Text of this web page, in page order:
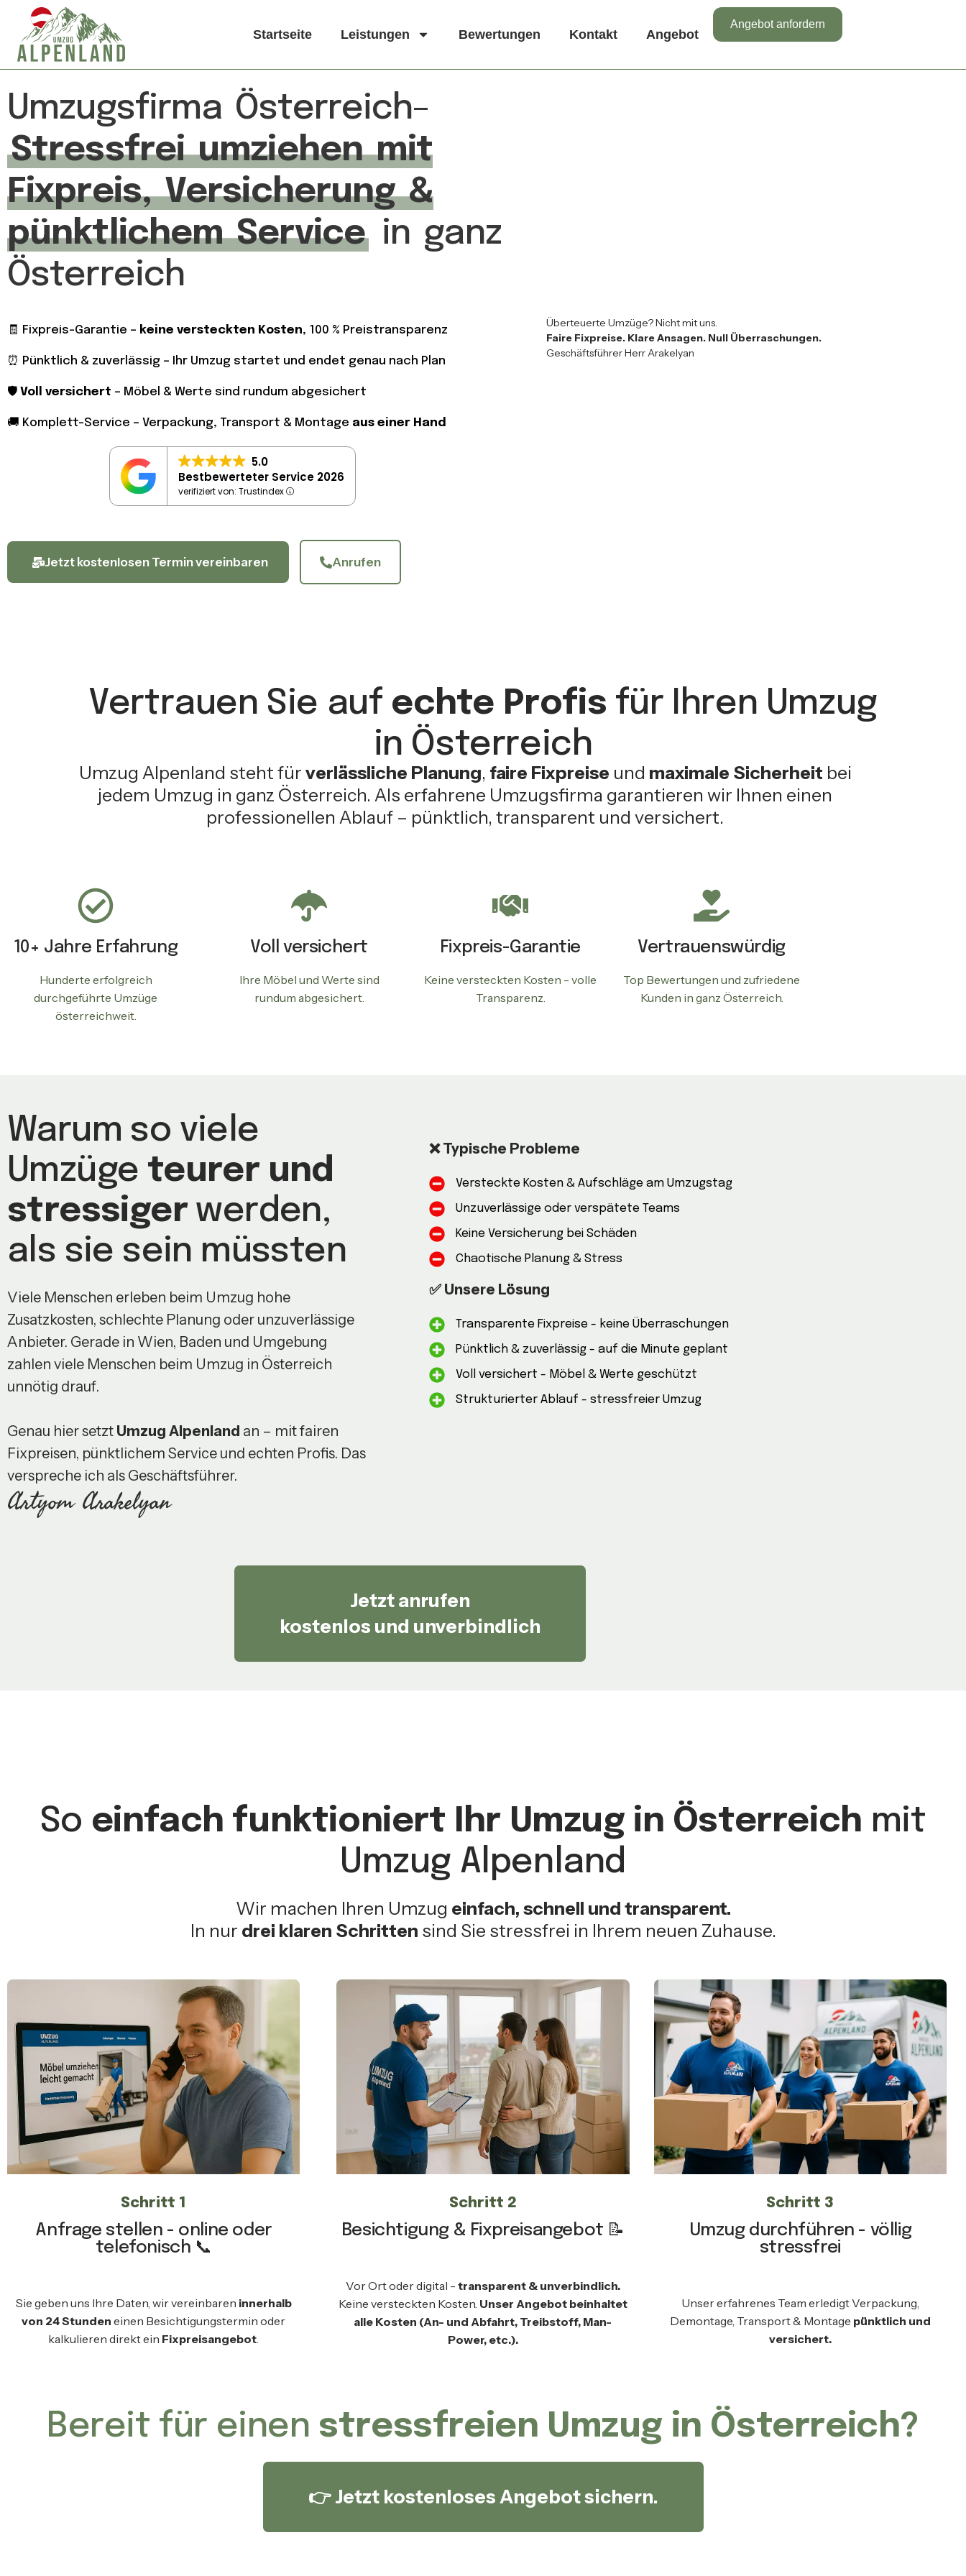
Startseite Leistungen Bewertungen Kontakt Angebot
Angebot anfordern
Umzugsfirma Österreich–
Stressfrei umziehen mit
Fixpreis, Versicherung &
pünktlichem Servicein ganz
Österreich
🧾 Fixpreis-Garantie – keine versteckten Kosten, 100 % Preistransparenz
⏰ Pünktlich & zuverlässig – Ihr Umzug startet und endet genau nach Plan
🛡️ Voll versichert – Möbel & Werte sind rundum abgesichert
🚚 Komplett-Service – Verpackung, Transport & Montage aus einer Hand
5.0
Bestbewerteter Service 2026
verifiziert von: Trustindex
Jetzt kostenlosen Termin vereinbaren Anrufen
Überteuerte Umzüge? Nicht mit uns.
Faire Fixpreise. Klare Ansagen. Null Überraschungen.
Geschäftsführer Herr Arakelyan
Vertrauen Sie auf echte Profis für Ihren Umzug
in Österreich
Umzug Alpenland steht für verlässliche Planung, faire Fixpreise und maximale Sicherheit bei
jedem Umzug in ganz Österreich. Als erfahrene Umzugsfirma garantieren wir Ihnen einen
professionellen Ablauf – pünktlich, transparent und versichert.
10+ Jahre Erfahrung
Hunderte erfolgreich
durchgeführte Umzüge
österreichweit.
Voll versichert
Ihre Möbel und Werte sind
rundum abgesichert.
Fixpreis-Garantie
Keine versteckten Kosten - volle
Transparenz.
Vertrauenswürdig
Top Bewertungen und zufriedene
Kunden in ganz Österreich.
Warum so viele
Umzüge teurer und
stressigerwerden,
als sie sein müssten
Viele Menschen erleben beim Umzug hohe
Zusatzkosten, schlechte Planung oder unzuverlässige
Anbieter. Gerade in Wien, Baden und Umgebung
zahlen viele Menschen beim Umzug in Österreich
unnötig drauf.
Genau hier setzt Umzug Alpenland an – mit fairen
Fixpreisen, pünktlichem Service und echten Profis. Das
verspreche ich als Geschäftsführer.
Artyom Arakelyan
❌ Typische Probleme
Versteckte Kosten & Aufschläge am Umzugstag
Unzuverlässige oder verspätete Teams
Keine Versicherung bei Schäden
Chaotische Planung & Stress
✅ Unsere Lösung
Transparente Fixpreise - keine Überraschungen
Pünktlich & zuverlässig - auf die Minute geplant
Voll versichert - Möbel & Werte geschützt
Strukturierter Ablauf - stressfreier Umzug
Jetzt anrufen
kostenlos und unverbindlich
So einfach funktioniert Ihr Umzug in Österreich mit
Umzug Alpenland
Wir machen Ihren Umzug einfach, schnell und transparent.
In nur drei klaren Schritten sind Sie stressfrei in Ihrem neuen Zuhause.
Schritt 1
Anfrage stellen - online oder
telefonisch 📞
Sie geben uns Ihre Daten, wir vereinbaren innerhalb
von 24 Stunden einen Besichtigungstermin oder
kalkulieren direkt ein Fixpreisangebot.
Schritt 2
Besichtigung & Fixpreisangebot 📝
Vor Ort oder digital - transparent & unverbindlich.
Keine versteckten Kosten. Unser Angebot beinhaltet
alle Kosten (An- und Abfahrt, Treibstoff, Man-
Power, etc.).
Schritt 3
Umzug durchführen - völlig
stressfrei
Unser erfahrenes Team erledigt Verpackung,
Demontage, Transport & Montage pünktlich und
versichert.
Bereit für einen stressfreien Umzug in Österreich?
👉 Jetzt kostenloses Angebot sichern.